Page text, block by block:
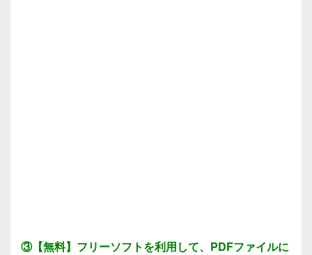
③【無料】フリーソフトを利用して、PDFファイルに